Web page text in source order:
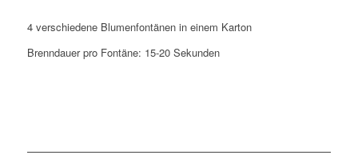
4 verschiedene Blumenfontänen in einem Karton
Brenndauer pro Fontäne: 15-20 Sekunden